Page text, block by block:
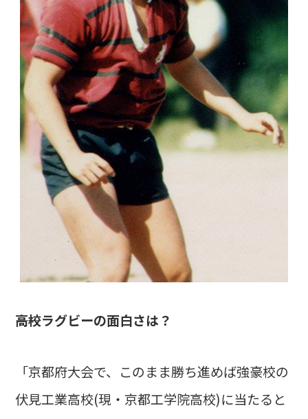
――高校ラグビーの面白さは？
「京都府大会で、このまま勝ち進めば強豪校の
伏見工業高校(現・京都工学院高校)に当たると